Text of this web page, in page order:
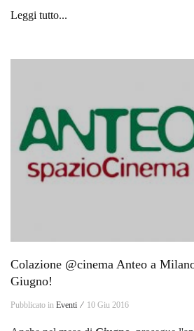
Leggi tutto...
Colazione @cinema Anteo a
Giugno!
Pubblicato in Eventi ⁄ 10 Giu 2016